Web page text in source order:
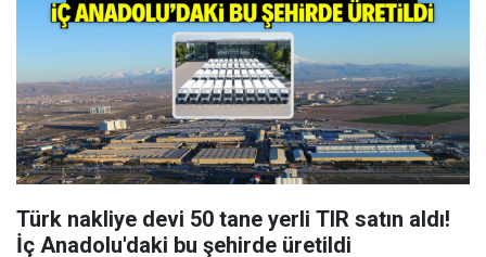
Türk nakliye devi 50 tane yerli TIR satın aldı!
İç Anadolu'daki bu şehirde üretildi